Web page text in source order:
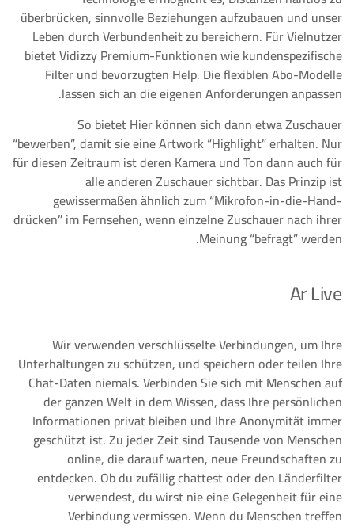
überbrücken, sinnvolle Beziehungen aufzubauen und unser
Leben durch Verbundenheit zu bereichern. Für Vielnutzer
bietet Vidizzy Premium-Funktionen wie kundenspezifische
Filter und bevorzugten Help. Die flexiblen Abo-Modelle
lassen sich an die eigenen Anforderungen anpassen.
So bietet Hier können sich dann etwa Zuschauer
“bewerben”, damit sie eine Artwork “Highlight” erhalten. Nur
für diesen Zeitraum ist deren Kamera und Ton dann auch für
alle anderen Zuschauer sichtbar. Das Prinzip ist
gewissermaßen ähnlich zum “Mikrofon-in-die-Hand-
drücken” im Fernsehen, wenn einzelne Zuschauer nach ihrer
Meinung “befragt” werden.
Ar Live
Wir verwenden verschlüsselte Verbindungen, um Ihre
Unterhaltungen zu schützen, und speichern oder teilen Ihre
Chat-Daten niemals. Verbinden Sie sich mit Menschen auf
der ganzen Welt in dem Wissen, dass Ihre persönlichen
Informationen privat bleiben und Ihre Anonymität immer
geschützt ist. Zu jeder Zeit sind Tausende von Menschen
online, die darauf warten, neue Freundschaften zu
entdecken. Ob du zufällig chattest oder den Länderfilter
verwendest, du wirst nie eine Gelegenheit für eine
Verbindung vermissen. Wenn du Menschen treffen